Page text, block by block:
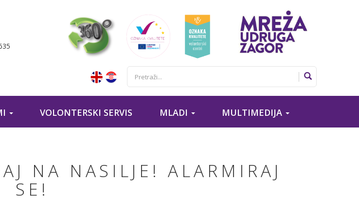
VOLONTERSKI SERVIS MLADI MULTIMEDIJA
NA NASILJE! ALARMIRAJ
SE!